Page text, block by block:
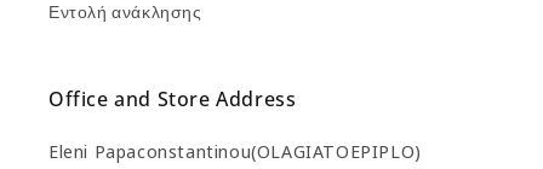
Εντολή ανάκλησης
Office and Store Address
Eleni Papaconstantinou(OLAGIATOEPIPLO)